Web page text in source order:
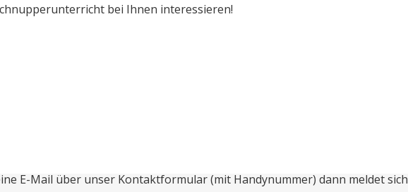
bei Ihnen interessieren!
E-Mail über unser Kontaktformular (mit Handynummer) dann meldet sich